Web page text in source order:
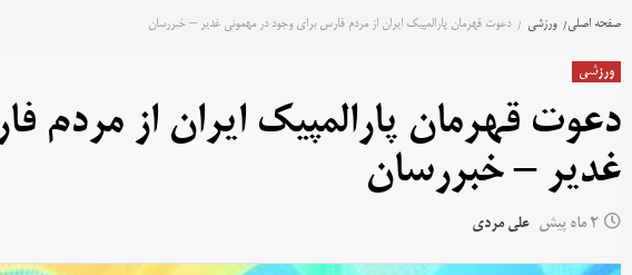
صفحه اصلی ورزشی دعوت قهرمان پارالمپیک ایران از مردم فارس برای وجود در مهمونی غدیر – خبررسان
ورزشی
دعوت قهرمان پارالمپیک ایران از مردم
غدیر – خبررسان
2 ماه پیش علی مردی